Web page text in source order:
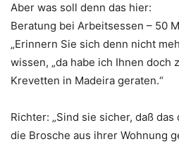
Aber was soll denn das hier:
Beratung bei Arbeitsessen – 50
„Erinnern Sie sich denn nicht
wissen, „da habe ich Ihnen doch
Krevetten in Madeira geraten.“
Richter: „Sind sie sicher, daß
die Brosche aus ihrer Wohnung